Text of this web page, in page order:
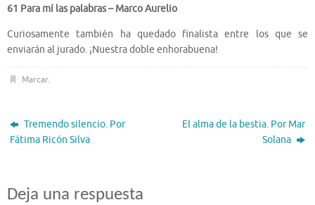
61 Para mí las palabras – Marco Aurelio
Curiosamente también ha quedado finalista entre los que se
enviarán al jurado. ¡Nuestra doble enhorabuena!
Marcar.
Tremendo silencio. Por
Fátima Ricón Silva
El alma de la bestia. Por Mar
Solana
Deja una respuesta